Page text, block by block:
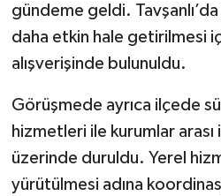
gündeme geldi.
daha etkin hale getirilmesi
alışverişinde bulunuldu.
Görüşmede ayrıca ilçede
hizmetleri ile kurumlar
üzerinde duruldu. Yerel
yürütülmesi adına